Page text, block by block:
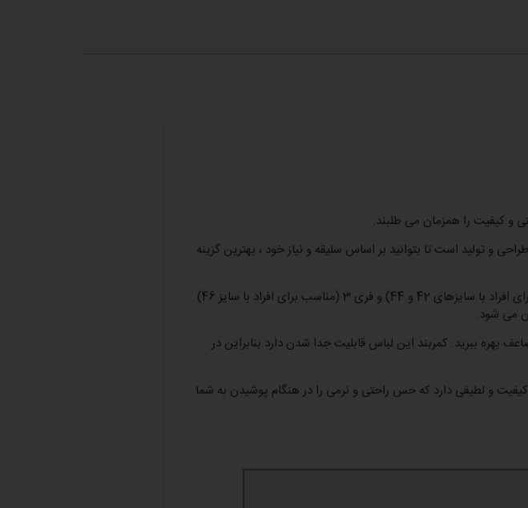
و کیفیت را همزمان می طلبند.
و تولید است تا بتوانید بر اساس سلیقه و نیاز خود ، بهترین گزینه
این محصول در سه سایز ” فری 1 و 2 و 3 ” که فری 1 (مناسب برای افراد با سایزهای 38 و 40) ، فری 2 (مناسب برای افراد با سایزهای 42 و 44) و فری 3 (مناسب برای افراد با سایز 46)
می شود.
بهره ببرید. کمربند این لباس قابلیت جدا شدن دارد بنابراین در
کیفیت و لطیفی دارد که حس راحتی و نرمی را در هنگام پوشیدن به شما